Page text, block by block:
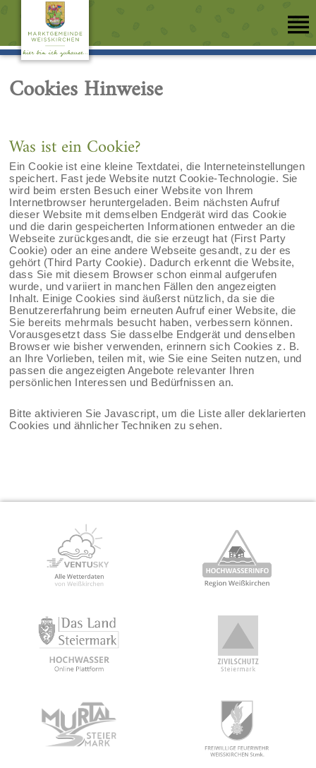
Cookies Hinweise
Was ist ein Cookie?
Ein Cookie ist eine kleine Textdatei, die Interneteinstellungen
speichert. Fast jede Website nutzt Cookie-Technologie. Sie
wird beim ersten Besuch einer Website von Ihrem
Internetbrowser heruntergeladen. Beim nächsten Aufruf
dieser Website mit demselben Endgerät wird das Cookie
und die darin gespeicherten Informationen entweder an die
Webseite zurückgesandt, die sie erzeugt hat (First Party
Cookie) oder an eine andere Webseite gesandt, zu der es
gehört (Third Party Cookie). Dadurch erkennt die Website,
dass Sie mit diesem Browser schon einmal aufgerufen
wurde, und variiert in manchen Fällen den angezeigten
Inhalt. Einige Cookies sind äußerst nützlich, da sie die
Benutzererfahrung beim erneuten Aufruf einer Website, die
Sie bereits mehrmals besucht haben, verbessern können.
Vorausgesetzt dass Sie dasselbe Endgerät und denselben
Browser wie bisher verwenden, erinnern sich Cookies z. B.
an Ihre Vorlieben, teilen mit, wie Sie eine Seiten nutzen, und
passen die angezeigten Angebote relevanter Ihren
persönlichen Interessen und Bedürfnissen an.
Bitte aktivieren Sie Javascript, um die Liste aller deklarierten
Cookies und ähnlicher Techniken zu sehen.